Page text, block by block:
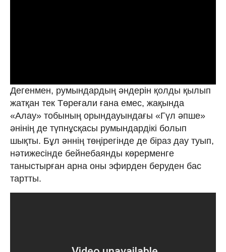
Дегенмен, румындардың әндерін қолды қылып
жатқан тек Төреғали ғана емес, жақында
«Алау» тобының орындауындағы «Гүл әпше»
әнінің де түпнұсқасы румындардікі болып
шықты. Бұл әннің төңірегінде де біраз дау туып,
нәтижесінде бейнебаянды көрерменге
таныстырған арна оны эфирден беруден бас
тартты.